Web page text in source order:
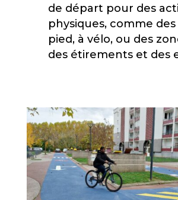
de départ pour des
physiques, comme
pied, à vélo, ou des
des étirements et des